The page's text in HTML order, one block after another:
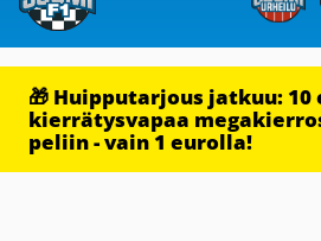
🎁 Huipputarjous jatkuu: 10
kierrätysvapaa
peliin - vain 1 eurolla!